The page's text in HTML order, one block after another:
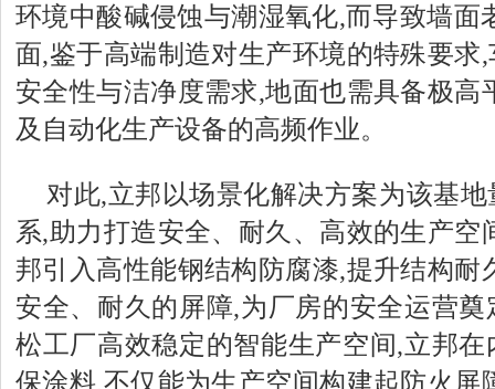
环境中酸碱侵蚀与潮湿氧化,而导致墙面
面,鉴于高端制造对生产环境的特殊要求
安全性与洁净度需求,地面也需具备极高
及自动化生产设备的高频作业。
对此,立邦以场景化解决方案为该基
系,助力打造安全、耐久、高效的生产空
邦引入高性能钢结构防腐漆,提升结构耐
安全、耐久的屏障,为厂房的安全运营
松工厂高效稳定的智能生产空间,立邦
保涂料,不仅能为生产空间构建起防火屏